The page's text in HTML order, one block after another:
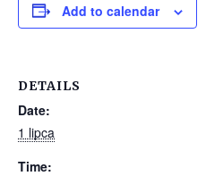
Add to calendar
DETAILS
Date:
1 lipca
Time: